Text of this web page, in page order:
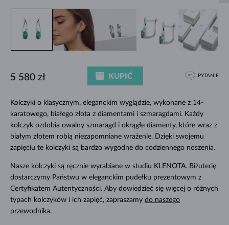
Kolczyki o klasycznym, eleganckim wyglądzie, wykonane z 14-
karatowego, białego złota z diamentami i szmaragdami. Każdy
kolczyk ozdobia owalny szmaragd i okrągłe diamenty, które wraz z
białym złotem robią niezapomniane wrażenie. Dzięki swojemu
zapięciu ​​te kolczyki są bardzo wygodne do codziennego noszenia.
Nasze kolczyki są ręcznie wyrabiane w studiu KLENOTA. Biżuterię
dostarczymy Państwu w eleganckim pudełku prezentowym z
Certyfikatem Autentyczności. Aby dowiedzieć się więcej o różnych
typach kolczyków i ich zapięć, zapraszamy do naszego
przewodnika.
5 580 zł KUPIĆ PYTANIE